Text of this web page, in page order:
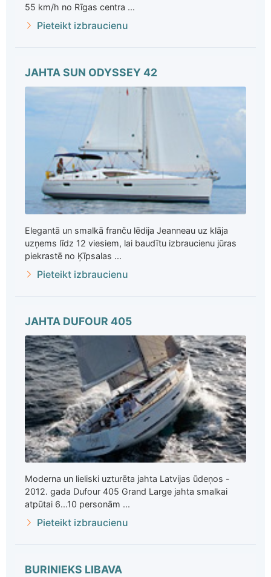
55 km/h no Rīgas centra ...
Pieteikt izbraucienu
JAHTA SUN ODYSSEY 42
Elegantā un smalkā franču lēdija Jeanneau uz klāja
uzņems līdz 12 viesiem, lai baudītu izbraucienu jūras
piekrastē no Ķīpsalas ...
Pieteikt izbraucienu
JAHTA DUFOUR 405
Moderna un lieliski uzturēta jahta Latvijas ūdeņos -
2012. gada Dufour 405 Grand Large jahta smalkai
atpūtai 6...10 personām ...
Pieteikt izbraucienu
BURINIEKS LIBAVA